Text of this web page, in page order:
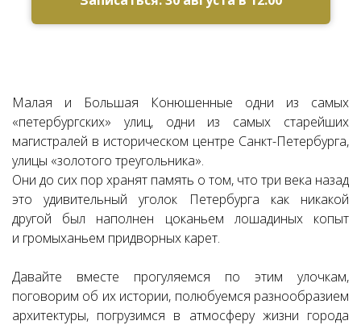
Малая и Большая Конюшенные одни из самых
«петербургских» улиц, одни из самых старейших
магистралей в историческом центре Санкт-Петербурга,
улицы «золотого треугольника».
Они до сих пор хранят память о том, что три века назад
это удивительный уголок Петербурга как никакой
другой был наполнен цоканьем лошадиных копыт
и громыханьем придворных карет.
Давайте вместе прогуляемся по этим улочкам,
поговорим об их истории, полюбуемся разнообразием
архитектуры, погрузимся в атмосферу жизни города